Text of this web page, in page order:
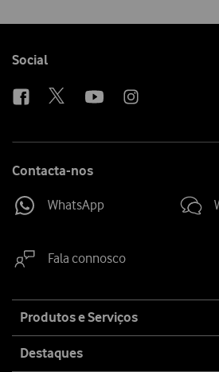
Follow
Social
Contacta-nos
WhatsApp
Fala connosco
Site
map
Produtos e Serviços
Destaques